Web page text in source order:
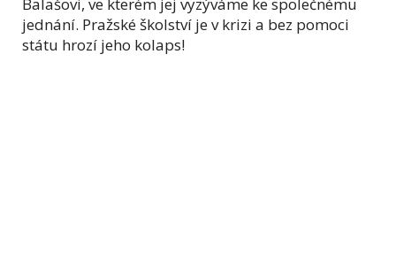
jednání. Pražské školství je v krizi a bez pomoci
státu hrozí jeho kolaps!